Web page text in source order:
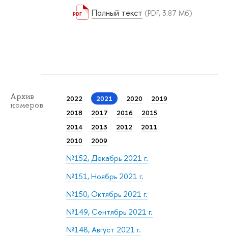
Полный текст (PDF, 3.87 Мб)
Архив
номеров
2022 2021 2020
2019
2018
2017 2016
2015
2014
2013 2012
2011
2010
2009
№152, Декабрь 2021 г.
№151, Ноябрь 2021 г.
№150, Октябрь 2021 г.
№149, Сентябрь 2021 г.
№148, Август 2021 г.